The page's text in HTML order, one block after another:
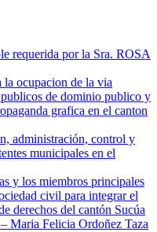
requerida por la Sra. ROSA
la ocupacion de la via
de dominio publico y
grafica en el canton
administración, control y
municipales en el
y los miembros principales
civil para integrar el
derechos del cantón Sucúa
Maria Felicia Ordoñez Taza